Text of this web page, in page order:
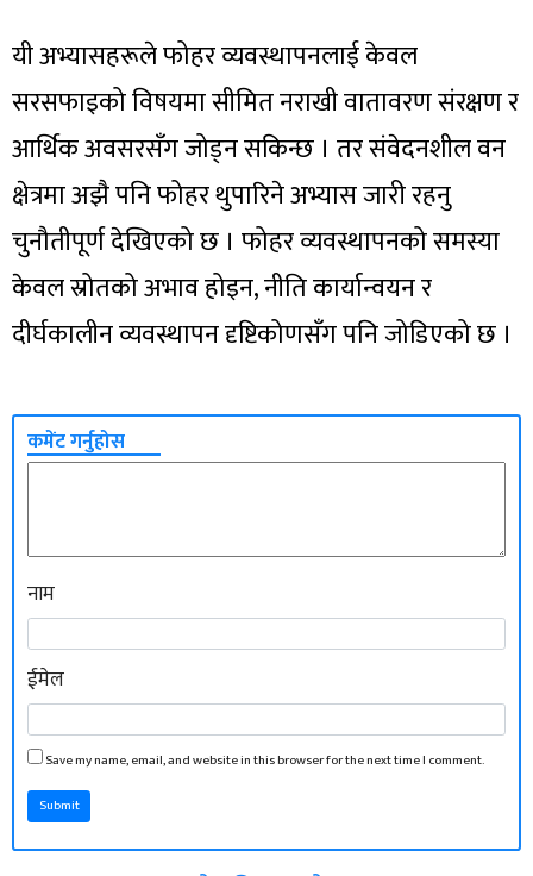
यी अभ्यासहरूले फोहर व्यवस्थापनलाई केवल
सरसफाइको विषयमा सीमित नराखी वातावरण संरक्षण र
आर्थिक अवसरसँग जोड्न सकिन्छ । तर संवेदनशील वन
क्षेत्रमा अझै पनि फोहर थुपारिने अभ्यास जारी रहनु
चुनौतीपूर्ण देखिएको छ । फोहर व्यवस्थापनको समस्या
केवल स्रोतको अभाव होइन, नीति कार्यान्वयन र
दीर्घकालीन व्यवस्थापन दृष्टिकोणसँग पनि जोडिएको छ ।
कमेंट गर्नुहोस
नाम
ईमेल
Save my name, email, and website in this browser for the next time I comment.
Submit